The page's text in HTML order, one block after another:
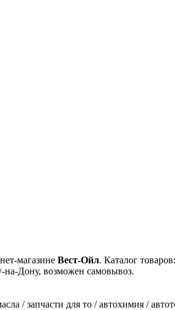
магазине Вест-Ойл. Каталог
на-Дону, возможен самовывоз.
/ запчасти для то / автохимия /